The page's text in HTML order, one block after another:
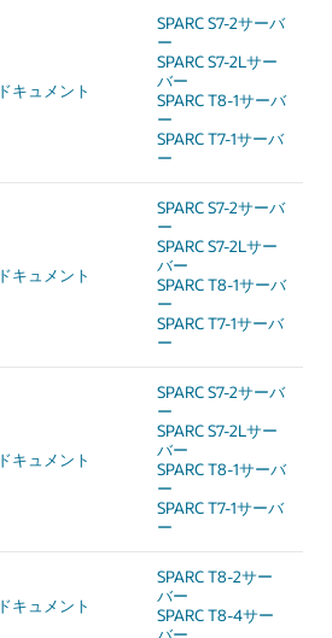
ドキュメント
SPARC S7-2サーバ
ー
SPARC S7-2Lサー
バー
SPARC T8-1サーバ
ー
SPARC T7-1サーバ
ー
ドキュメント
SPARC S7-2サーバ
ー
SPARC S7-2Lサー
バー
SPARC T8-1サーバ
ー
SPARC T7-1サーバ
ー
ドキュメント
SPARC S7-2サーバ
ー
SPARC S7-2Lサー
バー
SPARC T8-1サーバ
ー
SPARC T7-1サーバ
ー
ドキュメント
SPARC T8-2サー
バー
SPARC T8-4サー